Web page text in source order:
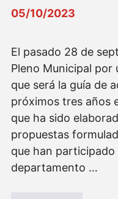
05/10/2023
El pasado 28 de
Pleno Municipal por
que será la guía de
próximos tres años
que ha sido
propuestas
que han
departamento …